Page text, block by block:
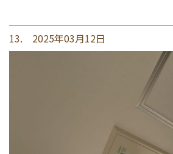
13. 2025年03月12日